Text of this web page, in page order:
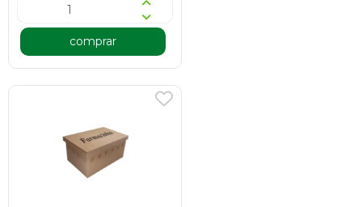
comprar